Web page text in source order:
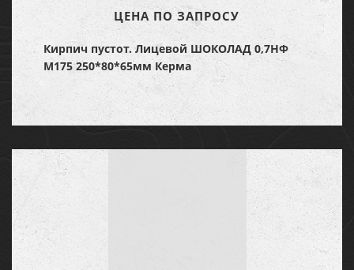
ЦЕНА ПО ЗАПРОСУ
Кирпич пустот. Лицевой ШОКОЛАД 0,7НФ
М175 250*80*65мм Керма